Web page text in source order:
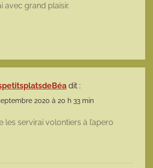
avec grand plaisir.
dit :
2020 à 20 h 33 min
les servirai volontiers à l’apero